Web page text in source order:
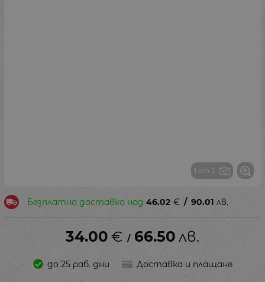
1 от 2
Безплатна доставка над 46.02 € / 90.01 лв.
34.00 € / 66.50 лв.
до 25 раб. дни Доставка и плащане